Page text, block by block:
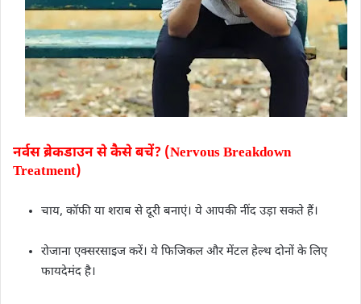
नर्वस ब्रेकडाउन से कैसे बचें? (Nervous Breakdown
Treatment)
चाय, कॉफी या शराब से दूरी बनाएं। ये आपकी नींद उड़ा सकते हैं।
रोजाना एक्सरसाइज करें। ये फिजिकल और मेंटल हेल्थ दोनों के लिए
फायदेमंद है।